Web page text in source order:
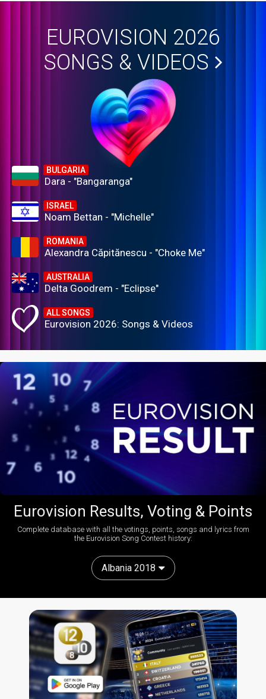
EUROVISION 2026
SONGS & VIDEOS
BULGARIA
Dara - "Bangaranga"
ISRAEL
Noam Bettan - "Michelle"
ROMANIA
Alexandra Căpitănescu - "Choke Me"
AUSTRALIA
Delta Goodrem - "Eclipse"
ALL SONGS
Eurovision 2026: Songs & Videos
Eurovision Results, Voting & Points
Complete database with all the votings, points, songs and lyrics from
the Eurovision Song Contest history:
Albania 2018